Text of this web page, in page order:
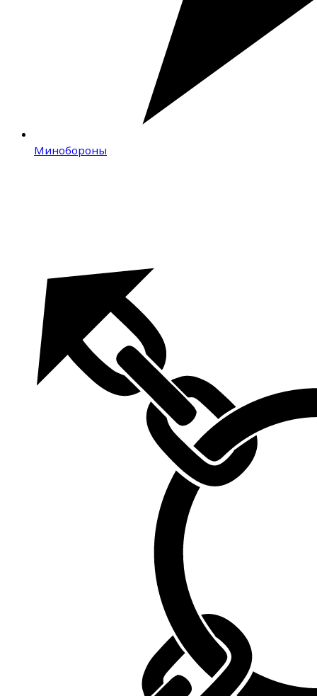
Минобороны